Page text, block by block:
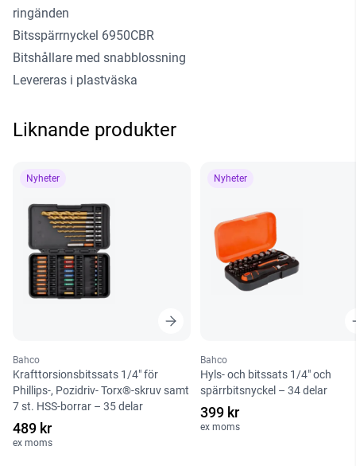
ringänden
Bitsspärrnyckel 6950CBR
Bitshållare med snabblossning
Levereras i plastväska
Liknande produkter
Nyheter
Bahco
Krafttorsionsbitssats 1/4″ för
Phillips-, Pozidriv- Torx®-skruv samt
7 st. HSS-borrar – 35 delar
489 kr
ex moms
Nyheter
Bahco
Hyls- och bitssats 1/4″ och
spärrbitsnyckel – 34 delar
399 kr
ex moms